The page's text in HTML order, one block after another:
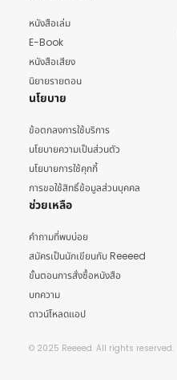
หนังสือเล่ม
E-Book
หนังสือเสียง
นิยายรายตอน
นโยบาย
ข้อตกลงการใช้บริการ
นโยบายความเป็นส่วนตัว
นโยบายการใช้คุกกี้
การขอใช้สิทธิ์ข้อมูลส่วนบุคคล
ช่วยเหลือ
คำถามที่พบบ่อย
สมัครเป็นนักเขียนกับ Reeeed
ขั้นตอนการสั่งซื้อหนังสือ
บทความ
ดาวน์โหลดแอป
© 2025 Reeeed. All rights reserved.